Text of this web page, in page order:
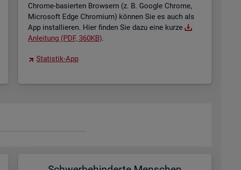
Chro­me-ba­sier­ten Brow­sern (z. B. Goog­le Chro­me,
Mi­cro­soft Edge Chro­mi­um) kön­nen Sie es auch als
App in­stal­lie­ren. Hier fin­den Sie dazu eine kurze
An­lei­tung (PDF, 360KB).
Sta­tis­tik-App